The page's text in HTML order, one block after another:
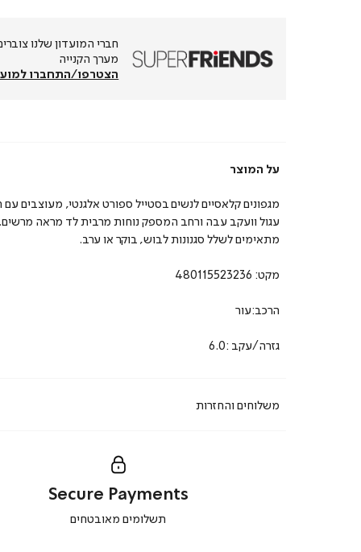
מערך הקנייה
הצטרפו/התחברו
על המוצר
משלוחים והחזרות
מגפונים קלאסיים לנשים בסטייל ספורט אלגנטי, מעוצבים עם
עגול וועקב עבה ורחב המספק נוחות מרבית לד מראה מרשים.
מתאימים לשלל סגנונות לבוש, בוקר או ערב.
מקט: 480115523236
הרכב:עור
גזרה/עקב :6.0
secure
Secure Payments
תשלומים מאובטחים